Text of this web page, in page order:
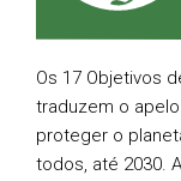
Os 17 Objetivos
traduzem o
proteger o
todos, até 2030.